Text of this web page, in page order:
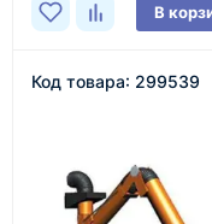
В
Код товара: 299539